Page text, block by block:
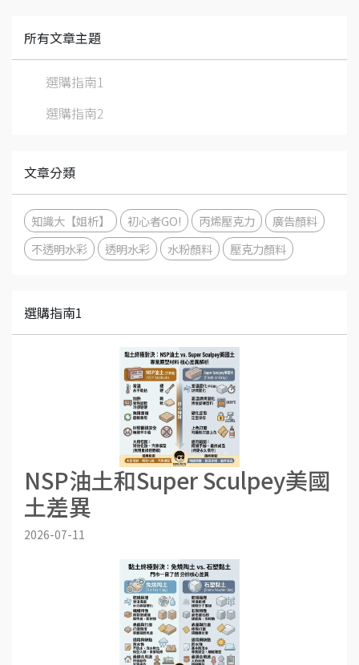
所有文章主題
選購指南1
選購指南2
文章分類
知識大【姐析】 初心者GO! 丙烯壓克力
廣告顏料
不透明水彩
透明水彩 水粉顏料 壓克力顏料
選購指南1
NSP油土和Super Sculpey美國
土差異
2026-07-11